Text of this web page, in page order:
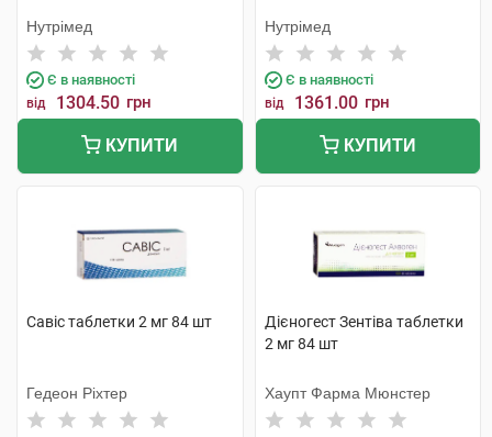
Нутрімед
Є в наявності
від 1304.50 грн
КУПИТИ
Нутрімед
Є в наявності
від 1361.00 грн
КУПИТИ
Савіс таблетки 2 мг 84 шт
Гедеон Ріхтер
Дієногест Зентіва таблетки
2 мг 84 шт
Хаупт Фарма Мюнстер